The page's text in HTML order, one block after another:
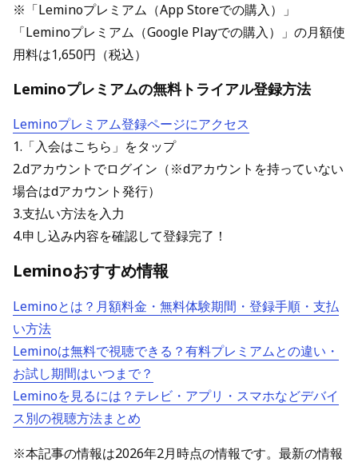
※「Leminoプレミアム（App Storeでの購入）」
「Leminoプレミアム（Google Playでの購入）」の月額使
用料は1,650円（税込）
Leminoプレミアムの無料トライアル登録方法
Leminoプレミアム登録ページにアクセス
1.「入会はこちら」をタップ
2.dアカウントでログイン（※dアカウントを持っていない
場合はdアカウント発行）
3.支払い方法を入力
4.申し込み内容を確認して登録完了！
Leminoおすすめ情報
Leminoとは？月額料金・無料体験期間・登録手順・支払
い方法
Leminoは無料で視聴できる？有料プレミアムとの違い・
お試し期間はいつまで？
Leminoを見るには？テレビ・アプリ・スマホなどデバイ
ス別の視聴方法まとめ
※本記事の情報は2026年2月時点の情報です。最新の情報